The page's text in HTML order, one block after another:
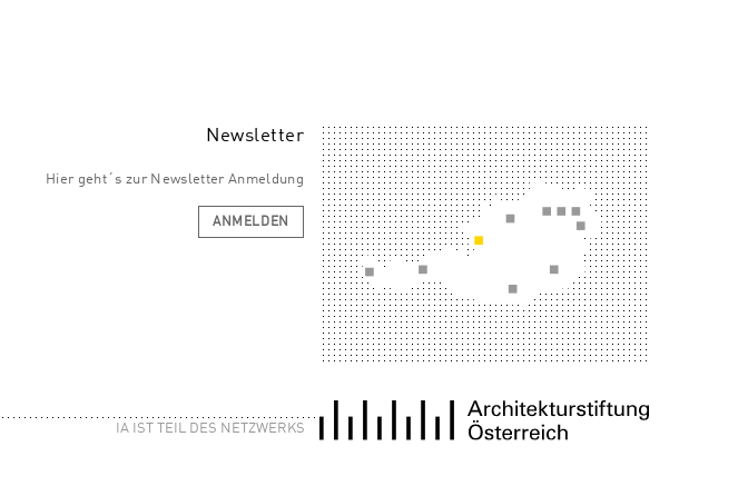
Newsletter
Hier geht´s zur Newsletter Anmeldung
ANMELDEN
IA IST TEIL DES NETZWERKS